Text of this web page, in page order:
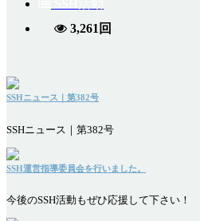
3,261回
SSHニュース｜第382号
SSHニュース｜第382号
SSH運営指導委員会を行いました。
今後のSSH活動もぜひ応援して下さい！